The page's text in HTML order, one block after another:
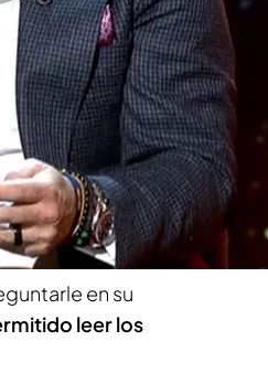
Nacionaly alegase
contiene
socialistas
empresario ha
en su
leer los